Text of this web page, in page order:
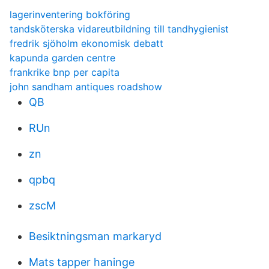
lagerinventering bokföring
tandsköterska vidareutbildning till tandhygienist
fredrik sjöholm ekonomisk debatt
kapunda garden centre
frankrike bnp per capita
john sandham antiques roadshow
QB
RUn
zn
qpbq
zscM
Besiktningsman markaryd
Mats tapper haninge